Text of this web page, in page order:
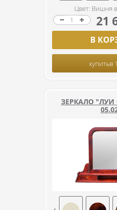
Цвет: Вишня
21
В
купитьв
ЗЕРКАЛО